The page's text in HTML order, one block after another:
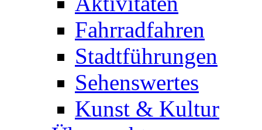
Fahrradfahren
Stadtführungen
Sehenswertes
Kunst & Kultur